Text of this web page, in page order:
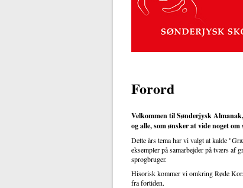
Forord
Velkommen til Sønderjysk
og alle, som ønsker at vide noget
Dette års tema har vi valgt at kalde
eksempler på samarbejder på tværs af
sprogbruger.
Hisorisk kommer vi omkring Røde
fra fortiden.